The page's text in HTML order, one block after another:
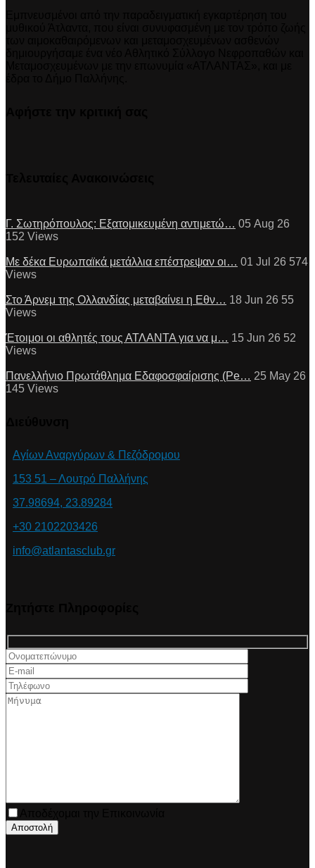
Γ. Σωτηρόπουλος: Eξατομικευμένη αντιμετώ… 05 Aug 26
152 Views
Με δέκα Ευρωπαϊκά μετάλλια επέστρεψαν οι… 01 Jul 26 574
Views
Στο Άρνεμ της Ολλανδίας μεταβαίνει η Εθν… 18 Jun 26 55
Views
Έτοιμοι οι αθλητές τους ΑΤΛΑΝΤΑ για να μ… 15 Jun 26 52
Views
Πανελλήνιο Πρωτάθλημα Εδαφοσφαίρισης (Pe… 25 May 26
145 Views
Αγίων Αναργύρων & Πεζόδρομου
153 51 – Λουτρό Παλλήνης
37.98694, 23.89284
+30 2102203426
info@atlantasclub.gr